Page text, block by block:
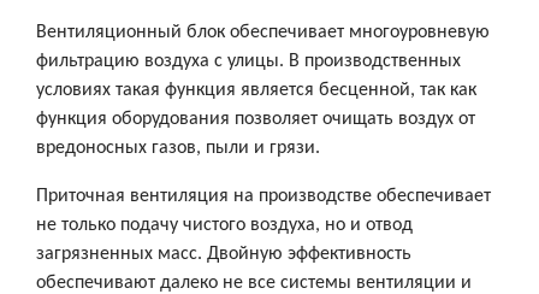
Вентиляционный блок обеспечивает многоуровневую
фильтрацию воздуха с улицы. В производственных
условиях такая функция является бесценной, так как
функция оборудования позволяет очищать воздух от
вредоносных газов, пыли и грязи.
Приточная вентиляция на производстве обеспечивает
не только подачу чистого воздуха, но и отвод
загрязненных масс. Двойную эффективность
обеспечивают далеко не все системы вентиляции и